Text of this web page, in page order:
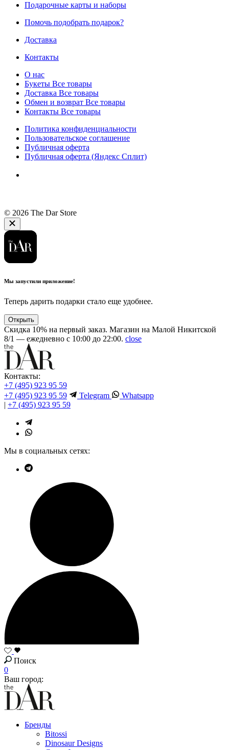
Подарочные карты и наборы
Помочь подобрать подарок?
Доставка
Контакты
О нас
Букеты Все товары
Доставка Все товары
Обмен и возврат Все товары
Контакты Все товары
Политика конфиденциальности
Пользовательское соглашение
Публичная оферта
Публичная оферта (Яндекс Сплит)
© 2026 The Dar Store
Мы запустили приложение!
Теперь дарить подарки стало еще удобнее.
Открыть
Скидка 10% на первый заказ. Магазин на Малой Никитской
8/1 — ежедневно с 10:00 до 22:00. close
Контакты:
+7 (495) 923 95 59
+7 (495) 923 95 59
Telegram
Whatsapp
| +7 (495) 923 95 59
Мы в социальных сетях:
Поиск
0
Ваш город:
Бренды
Bitossi
Dinosaur Designs